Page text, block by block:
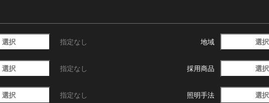
選択 指定なし 地域 選択
選択 指定なし 採用商品 選択
選択 指定なし 照明手法 選択